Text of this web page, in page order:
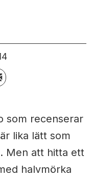
som recenserar
lika lätt som
Men att hitta ett
halvmörka